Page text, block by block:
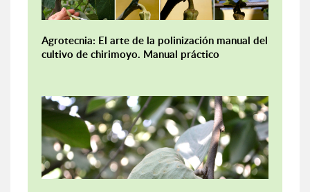
Agrotecnia: El arte de la polinización manual del
cultivo de chirimoyo. Manual práctico